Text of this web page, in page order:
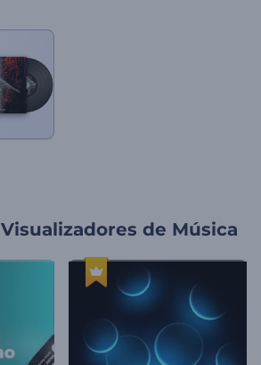
Visualizadores de Música